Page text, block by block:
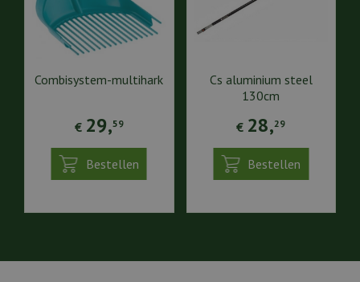
Combisystem-multihark
€ 29,59
Bestellen
Cs aluminium steel
130cm
€ 28,29
Bestellen